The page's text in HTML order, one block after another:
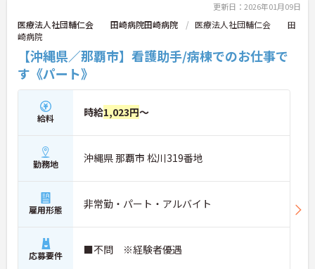
更新日：2026年01月09日
医療法人社団輔仁会 田崎病院田崎病院
医療法人社団輔仁会 田
崎病院
【沖縄県／那覇市】看護助手/病棟でのお仕事で
す《パート》
給料 時給1,023円～
勤務地 沖縄県 那覇市 松川319番地
雇用形態 非常勤・パート・アルバイト
応募要件 ■不問 ※経験者優遇